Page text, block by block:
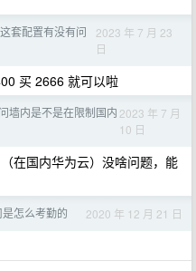
套配置有没有问
2023 年 7 月 23
日
买 2666 就可以啦
墙内是不是在限制国内 2023 年 7 月
10 日
在国内华为云）没啥问题，能
怎么考勤的 2020 年 12 月 21 日